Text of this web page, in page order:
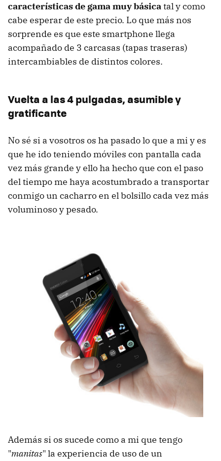
características de gama muy básicatal y como
cabe esperar de este precio. Lo que más nos
sorprende es que este smartphone llega
acompañado de 3 carcasas (tapas traseras)
intercambiables de distintos colores.
Vuelta a las 4 pulgadas, asumible y
gratificante
No sé si a vosotros os ha pasado lo que a mi y es
que he ido teniendo móviles con pantalla cada
vez más grande y ello ha hecho que con el paso
del tiempo me haya acostumbrado a transportar
conmigo un cacharro en el bolsillo cada vez más
voluminoso y pesado.
Además si os sucede como a mi que tengo
"manitas" la experiencia de uso de un